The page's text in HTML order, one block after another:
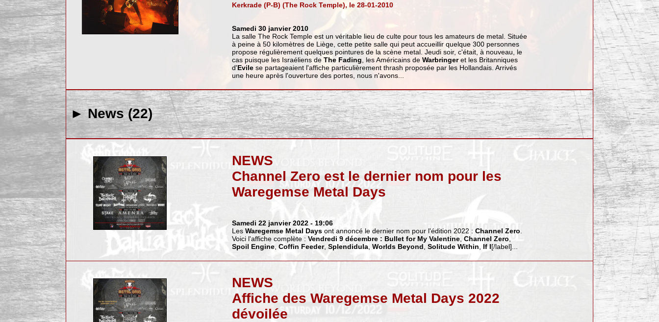
Kerkrade (P-B) (The Rock Temple), le 28-01-2010
Samedi 30 janvier 2010
La salle The Rock Temple est un véritable lieu de culte pour tous les amateurs de metal. Située
à peine à 50 kilomètres de Liège, cette petite salle qui peut accueillir quelque 300 personnes
propose régulièrement quelques pointures de la scène metal. Jeudi soir, c'était, à nouveau, le
cas puisque les Israéliens de The Fading , les Américains de Warbringeret les Britanniques
d'Evilese partageaient l'affiche particulièrement thrash proposée par les Hollandais. Arrivés
une heure après l'ouverture des portes, nous n'avons...
► News (22)
NEWS
Channel Zero est le dernier nom pour les
Waregemse Metal Days
Samedi 22 janvier 2022 - 19:06
Les Waregemse Metal Daysont annoncé le dernier nom pour l'édition 2022 : Channel Zero
Voici l'affiche complète : Vendredi 9 décembre : Bullet for My Valentine, Channel Zero
Spoil Engine, Coffin Feeder, Splendidula, Worlds Beyond Solitude Within If I[/label]...
NEWS
Affiche des Waregemse Metal Days 2022
dévoilée